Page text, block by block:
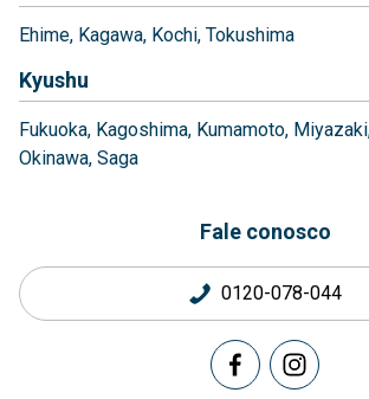
Ehime Kagawa Kochi Tokushima
Kyushu
Fukuoka Kagoshima Kumamoto Miyazaki
Okinawa Saga
Fale conosco
0120-078-044